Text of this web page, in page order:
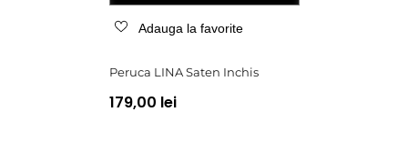
Adauga la favorite
Peruca LINA Saten Inchis
179,00 lei